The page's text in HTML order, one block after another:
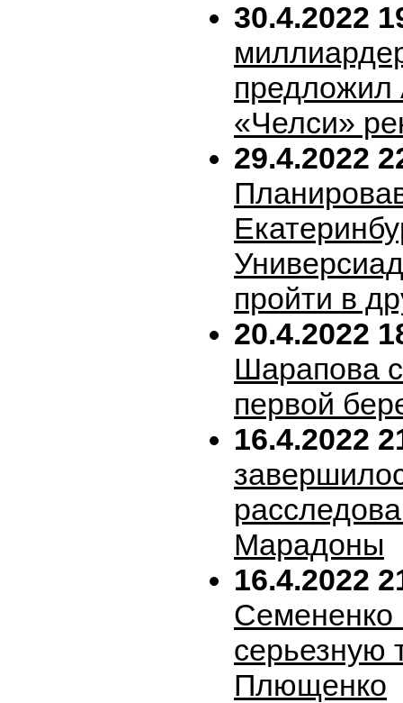
30.4.2022
предложил
«Челси»
29.4.2022
пройти в
20.4.2022
Шарапова
первой
16.4.2022
Марадоны
16.4.2022
Семененко
серьезную
Плющенко